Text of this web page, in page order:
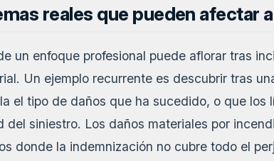
reales que pueden afectar
un enfoque profesional puede aflorar tras
Un ejemplo recurrente es descubrir tras
el tipo de daños que ha sucedido, o que los
del siniestro. Los daños materiales por
donde la indemnización no cubre todo el